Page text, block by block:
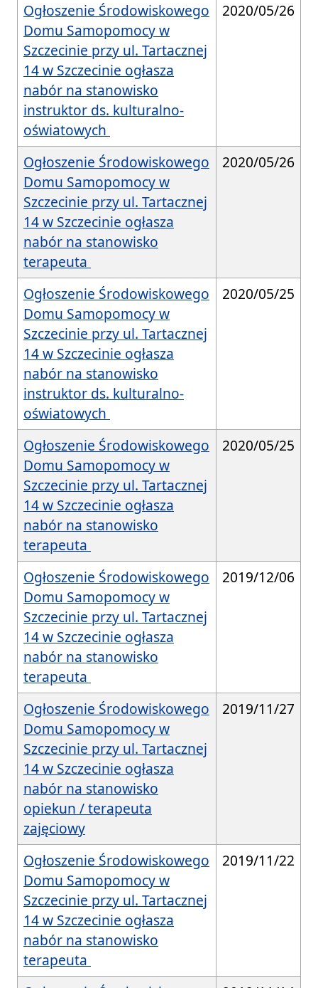
Ogłoszenie Środowiskowego
Domu Samopomocy w
Szczecinie przy ul. Tartacznej
14 w Szczecinie ogłasza
nabór na stanowisko
instruktor ds. kulturalno-
oświatowych
2020/05/26
Ogłoszenie Środowiskowego
Domu Samopomocy w
Szczecinie przy ul. Tartacznej
14 w Szczecinie ogłasza
nabór na stanowisko
terapeuta
2020/05/26
Ogłoszenie Środowiskowego
Domu Samopomocy w
Szczecinie przy ul. Tartacznej
14 w Szczecinie ogłasza
nabór na stanowisko
instruktor ds. kulturalno-
oświatowych
2020/05/25
Ogłoszenie Środowiskowego
Domu Samopomocy w
Szczecinie przy ul. Tartacznej
14 w Szczecinie ogłasza
nabór na stanowisko
terapeuta
2020/05/25
Ogłoszenie Środowiskowego
Domu Samopomocy w
Szczecinie przy ul. Tartacznej
14 w Szczecinie ogłasza
nabór na stanowisko
terapeuta
2019/12/06
Ogłoszenie Środowiskowego
Domu Samopomocy w
Szczecinie przy ul. Tartacznej
14 w Szczecinie ogłasza
nabór na stanowisko
opiekun / terapeuta
zajęciowy
2019/11/27
Ogłoszenie Środowiskowego
Domu Samopomocy w
Szczecinie przy ul. Tartacznej
14 w Szczecinie ogłasza
nabór na stanowisko
terapeuta
2019/11/22